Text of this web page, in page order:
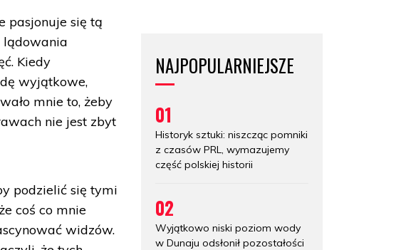
pasjonuje się tą
lądowania
Kiedy
wyjątkowe,
mnie to, żeby
nie jest zbyt
podzielić się tymi
coś co mnie
widzów.
NAJPOPULARNIEJSZE
01
Historyk sztuki: niszcząc pomniki
z czasów PRL, wymazujemy
część polskiej historii
02
Wyjątkowo niski poziom wody
w Dunaju odsłonił pozostałości